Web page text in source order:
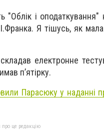
"Облік і оподаткування"
І.Франка. Я тішусь, як
електронне
п’ятірку.
Парасюку у наданні
про це редакцію